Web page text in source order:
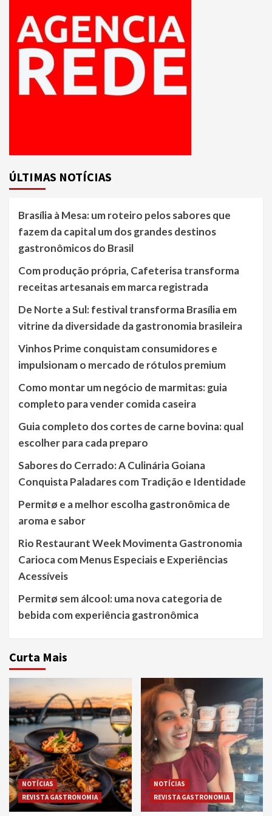
ÚLTIMAS NOTÍCIAS
Brasília à Mesa: um roteiro pelos sabores que
fazem da capital um dos grandes destinos
gastronômicos do Brasil
Com produção própria, Cafeterisa transforma
receitas artesanais em marca registrada
De Norte a Sul: festival transforma Brasília em
vitrine da diversidade da gastronomia brasileira
Vinhos Prime conquistam consumidores e
impulsionam o mercado de rótulos premium
Como montar um negócio de marmitas: guia
completo para vender comida caseira
Guia completo dos cortes de carne bovina: qual
escolher para cada preparo
Sabores do Cerrado: A Culinária Goiana
Conquista Paladares com Tradição e Identidade
Permitø e a melhor escolha gastronômica de
aroma e sabor
Rio Restaurant Week Movimenta Gastronomia
Carioca com Menus Especiais e Experiências
Acessíveis
Permitø sem álcool: uma nova categoria de
bebida com experiência gastronômica
Curta Mais
NOTÍCIAS
REVISTA GASTRONOMIA
NOTÍCIAS
REVISTA GASTRONOMIA